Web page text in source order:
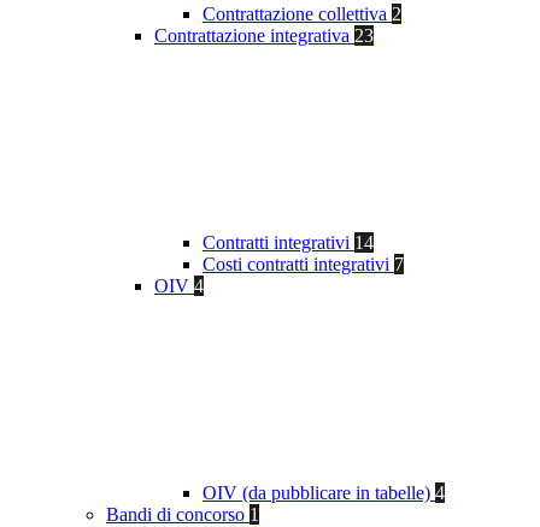
Contrattazione collettiva 2
Contrattazione integrativa 23
Contratti integrativi 14
Costi contratti integrativi 7
OIV 4
OIV (da pubblicare in tabelle) 4
Bandi di concorso 1